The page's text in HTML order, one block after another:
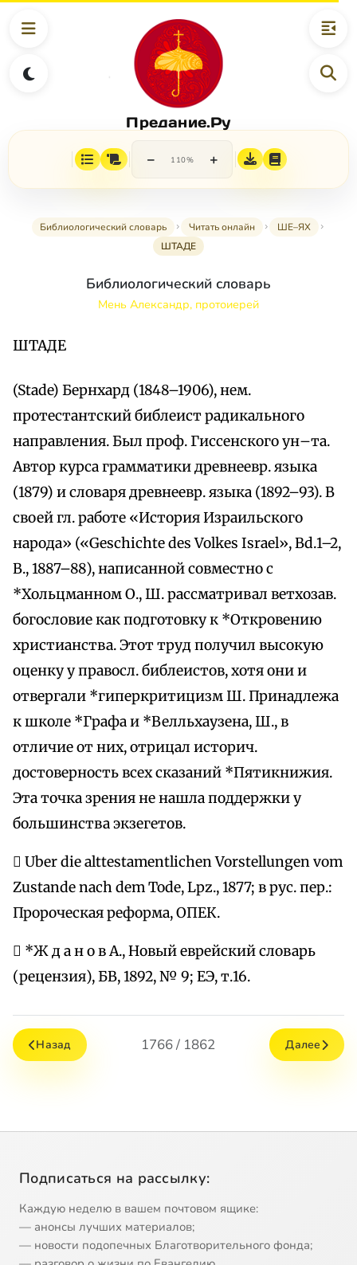
Предание.Ру
− 110% +
Библиологический словарь Читать онлайн
ШЕ–ЯХ
ШТАДЕ
Библиологический словарь
Мень Александр, протоиерей
ШТАДЕ
(Stade) Бернхард (1848–1906), нем.
протестантский библеист радикального
направления. Был проф. Гиссенского ун–та.
Автор курса грамматики древнеевр. языка
(1879) и словаря древнеевр. языка (1892–93). В
своей гл. работе «История Израильского
народа» («Geschichte des Volkes Israel», Bd.1–2,
B., 1887–88), написанной совместно с
*Хольцманном О., Ш. рассматривал ветхозав.
богословие как подготовку к *Откровению
христианства. Этот труд получил высокую
оценку у правосл. библеистов, хотя они и
отвергали *гиперкритицизм Ш. Принадлежа
к школе *Графа и *Велльхаузена, Ш., в
отличие от них, отрицал историч.
достоверность всех сказаний *Пятикнижия.
Эта точка зрения не нашла поддержки у
большинства экзегетов.
 Uber die alttestamentlichen Vorstellungen vom
Zustande nach dem Tode, Lpz., 1877; в рус. пер.:
Пророческая реформа, ОПЕК.
 *Ж д а н о в А., Новый еврейский словарь
(рецензия), БВ, 1892, № 9; ЕЭ, т.16.
Назад 1766 / 1862 Далее
Подписаться на рассылку:
Каждую неделю в вашем почтовом ящике:
— анонсы лучших материалов;
— новости подопечных Благотворительного фонда;